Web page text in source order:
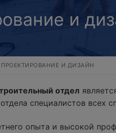
и
ПРОЕКТИРОВАНИЕ И ДИЗАЙН
отдел
специалистов всех
опыта и высокой